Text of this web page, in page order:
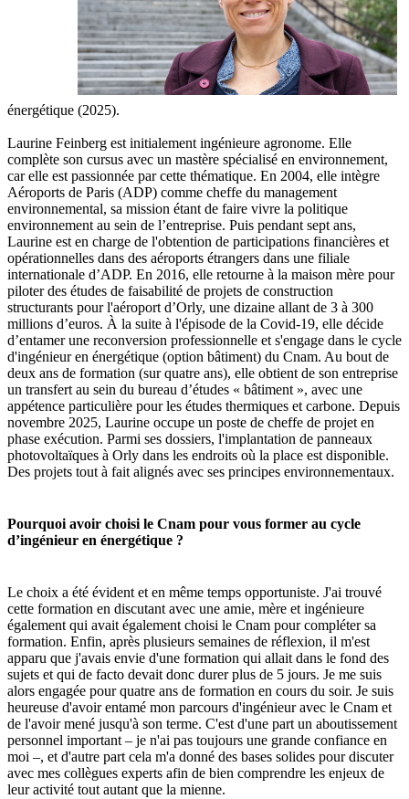
énergétique (2025).
Laurine Feinberg est initialement ingénieure agronome. Elle
complète son cursus avec un mastère spécialisé en environnement,
car elle est passionnée par cette thématique. En 2004, elle intègre
Aéroports de Paris (ADP) comme cheffe du management
environnemental, sa mission étant de faire vivre la politique
environnement au sein de l’entreprise. Puis pendant sept ans,
Laurine est en charge de l'obtention de participations financières et
opérationnelles dans des aéroports étrangers dans une filiale
internationale d’ADP. En 2016, elle retourne à la maison mère pour
piloter des études de faisabilité de projets de construction
structurants pour l'aéroport d’Orly, une dizaine allant de 3 à 300
millions d’euros. À la suite à l'épisode de la Covid-19, elle décide
d’entamer une reconversion professionnelle et s'engage dans le cycle
d'ingénieur en énergétique (option bâtiment) du Cnam. Au bout de
deux ans de formation (sur quatre ans), elle obtient de son entreprise
un transfert au sein du bureau d’études « bâtiment », avec une
appétence particulière pour les études thermiques et carbone. Depuis
novembre 2025, Laurine occupe un poste de cheffe de projet en
phase exécution. Parmi ses dossiers, l'implantation de panneaux
photovoltaïques à Orly dans les endroits où la place est disponible.
Des projets tout à fait alignés avec ses principes environnementaux.
Pourquoi avoir choisi le Cnam pour vous former au cycle
d’ingénieur en énergétique ?
Le choix a été évident et en même temps opportuniste. J'ai trouvé
cette formation en discutant avec une amie, mère et ingénieure
également qui avait également choisi le Cnam pour compléter sa
formation. Enfin, après plusieurs semaines de réflexion, il m'est
apparu que j'avais envie d'une formation qui allait dans le fond des
sujets et qui de facto devait donc durer plus de 5 jours. Je me suis
alors engagée pour quatre ans de formation en cours du soir. Je suis
heureuse d'avoir entamé mon parcours d'ingénieur avec le Cnam et
de l'avoir mené jusqu'à son terme. C'est d'une part un aboutissement
personnel important – je n'ai pas toujours une grande confiance en
moi –, et d'autre part cela m'a donné des bases solides pour discuter
avec mes collègues experts afin de bien comprendre les enjeux de
leur activité tout autant que la mienne.